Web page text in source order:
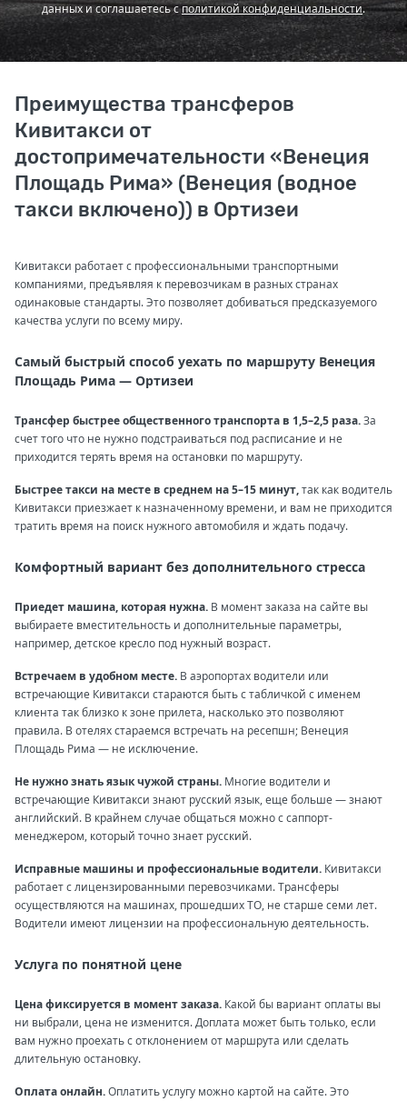
данных и соглашаетесь сполитикой конфиденциальности.
Преимущества трансферов
Кивитакси от
достопримечательности «Венеция
Площадь Рима» (Венеция (водное
такси включено)) в Ортизеи
Кивитакси работает с профессиональными транспортными
компаниями, предъявляя к перевозчикам в разных странах
одинаковые стандарты. Это позволяет добиваться предсказуемого
качества услуги по всему миру.
Самый быстрый способ уехать по маршруту Венеция
Площадь Рима — Ортизеи
Трансфер быстрее общественного транспорта в 1,5–2,5 раза.За
счет того что не нужно подстраиваться под расписание и не
приходится терять время на остановки по маршруту.
Быстрее такси на месте в среднем на 5–15 минут,так как водитель
Кивитакси приезжает к назначенному времени, и вам не приходится
тратить время на поиск нужного автомобиля и ждать подачу.
Комфортный вариант без дополнительного стресса
Приедет машина, которая нужна. В момент заказа на сайте вы
выбираете вместительность и дополнительные параметры,
например, детское кресло под нужный возраст.
Встречаем в удобном месте. В аэропортах водители или
встречающие Кивитакси стараются быть с табличкой с именем
клиента так близко к зоне прилета, насколько это позволяют
правила. В отелях стараемся встречать на ресепшн; Венеция
Площадь Рима — не исключение.
Не нужно знать язык чужой страны. Многие водители и
встречающие Кивитакси знают русский язык, еще больше — знают
английский. В крайнем случае общаться можно с саппорт-
менеджером, который точно знает русский.
Исправные машины и профессиональные водители. Кивитакси
работает с лицензированными перевозчиками. Трансферы
осуществляются на машинах, прошедших ТО, не старше семи лет.
Водители имеют лицензии на профессиональную деятельность.
Услуга по понятной цене
Цена фиксируется в момент заказа. Какой бы вариант оплаты вы
ни выбрали, цена не изменится. Доплата может быть только, если
вам нужно проехать с отклонением от маршрута или сделать
длительную остановку.
Оплата онлайн.Оплатить услугу можно картой на сайте. Это